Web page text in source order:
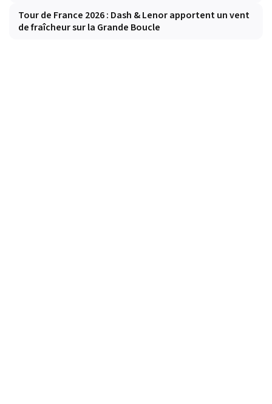
Tour de France 2026 : Dash & Lenor apportent un vent
de fraîcheur sur la Grande Boucle